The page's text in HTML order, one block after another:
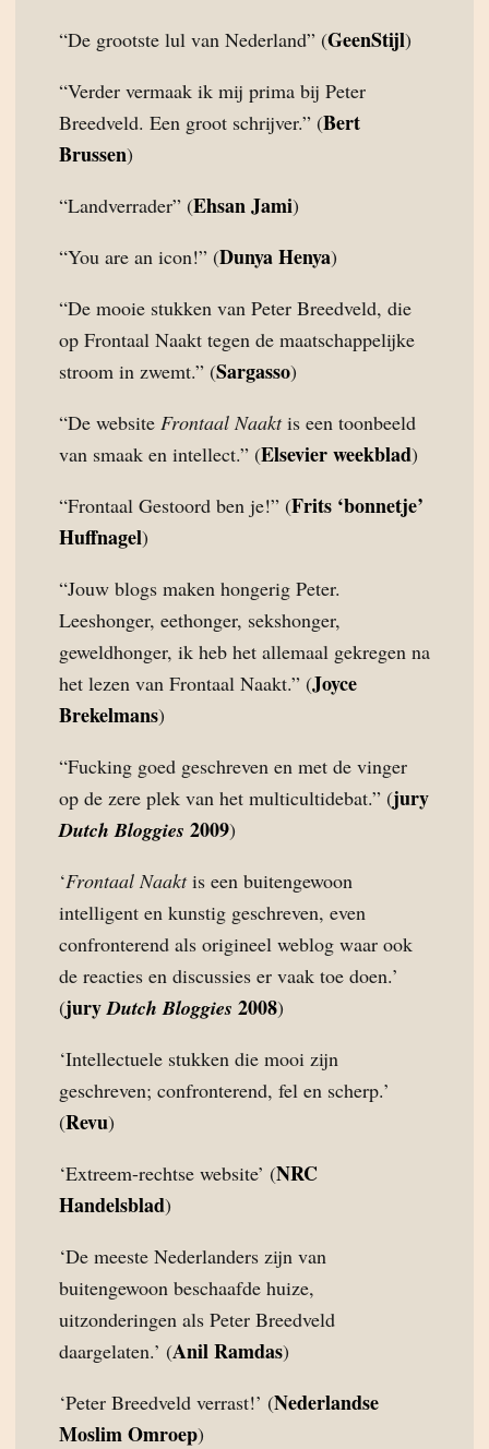
“De grootste lul van Nederland” (GeenStijl)
“Verder vermaak ik mij prima bij Peter
Breedveld. Een groot schrijver.” (Bert
Brussen)
“Landverrader” (Ehsan Jami)
“You are an icon!” (Dunya Henya)
“De mooie stukken van Peter Breedveld, die
op Frontaal Naakt tegen de maatschappelijke
stroom in zwemt.” (Sargasso)
“De website Frontaal Naaktis een toonbeeld
van smaak en intellect.” (Elsevier weekblad)
“Frontaal Gestoord ben je!” (Frits ‘bonnetje’
Huffnagel)
“Jouw blogs maken hongerig Peter.
Leeshonger, eethonger, sekshonger,
geweldhonger, ik heb het allemaal gekregen na
het lezen van Frontaal Naakt.” (Joyce
Brekelmans)
“Fucking goed geschreven en met de vinger
op de zere plek van het multicultidebat.” (jury
Dutch Bloggies 2009)
‘Frontaal Naaktis een buitengewoon
intelligent en kunstig geschreven, even
confronterend als origineel weblog waar ook
de reacties en discussies er vaak toe doen.’
(juryDutch Bloggies 2008)
‘Intellectuele stukken die mooi zijn
geschreven; confronterend, fel en scherp.’
(Revu)
‘Extreem-rechtse website’ (NRC
Handelsblad)
‘De meeste Nederlanders zijn van
buitengewoon beschaafde huize,
uitzonderingen als Peter Breedveld
daargelaten.’ (Anil Ramdas)
‘Peter Breedveld verrast!’ (Nederlandse
Moslim Omroep)